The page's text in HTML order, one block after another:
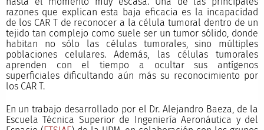
razones que explican esta baja eficacia es la incapacidad
de los CAR T de reconocer a la célula tumoral dentro de un
tejido tan complejo como suele ser un tumor sólido, donde
habitan no sólo las células tumorales, sino múltiples
poblaciones celulares. Además, las células tumorales
aprenden con el tiempo a ocultar sus antígenos
superficiales dificultando aún más su reconocimiento por
los CAR T.
En un trabajo desarrollado por el Dr. Alejandro Baeza, de la
Escuela Técnica Superior de Ingeniería Aeronáutica y del